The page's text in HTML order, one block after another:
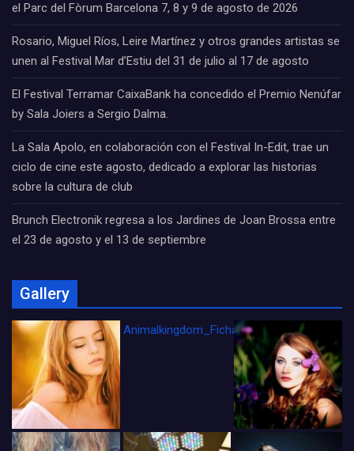
el Parc del Fòrum Barcelona 7, 8 y 9 de agosto de 2026
Rosario, Miguel Ríos, Leire Martínez y otros grandes artistas se
unen al Festival Mar d’Estiu del 31 de julio al 17 de agosto
El Festival Terramar CaixaBank ha concedido el Premio Nenúfar
by Sala Joiers a Sergio Dalma.
La Sala Apolo, en colaboración con el Festival In-Edit, trae un
ciclo de cine este agosto, dedicado a explorar las historias
sobre la cultura de club
Brunch Electronik regresa a los Jardines de Joan Brossa entre
el 23 de agosto y el 13 de septiembre
Gallery
Animalkingdom_FichaCine